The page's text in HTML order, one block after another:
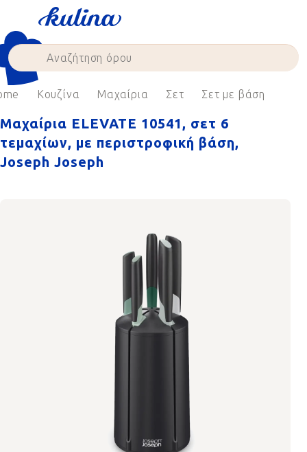
content
Κουζίνα Μαχαίρια Σετ Σετ με βάση
Μαχαίρια ELEVATE 10541, σετ 6
τεμαχίων, με περιστροφική βάση,
Joseph Joseph